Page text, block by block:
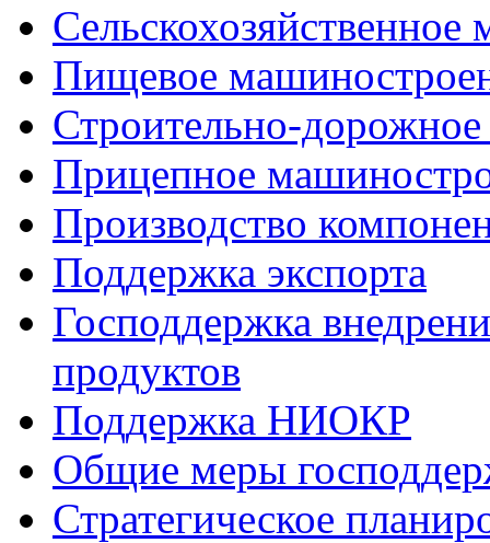
Пищевое
Строительно-
Прицепное
Производство
Поддержка экспорта
Господдержка
продуктов
Поддержка НИОКР
Общие меры
Стратегическое